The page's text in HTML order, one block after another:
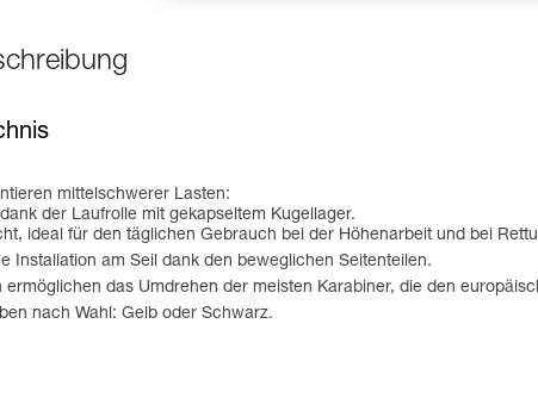
mittelschwerer Lasten:
der Laufrolle mit gekapseltem Kugellager.
ideal für den täglichen Gebrauch bei der Höhenarbeit und bei
Installation am Seil dank den beweglichen Seitenteilen.
ermöglichen das Umdrehen der meisten Karabiner, die den
nach Wahl: Gelb oder Schwarz.